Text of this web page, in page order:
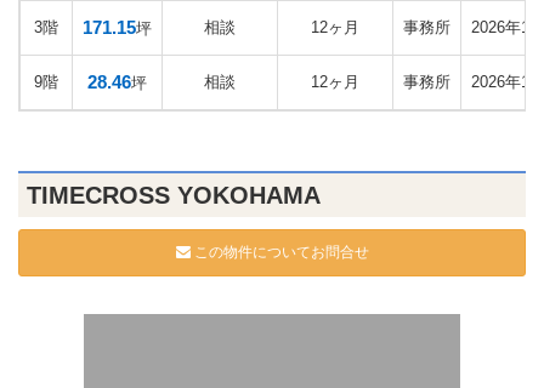
3階 171.15坪 相談 12ヶ月 事務所 2026年11
9階 28.46坪 相談 12ヶ月 事務所 2026年12
TIMECROSS YOKOHAMA
この物件についてお問合せ